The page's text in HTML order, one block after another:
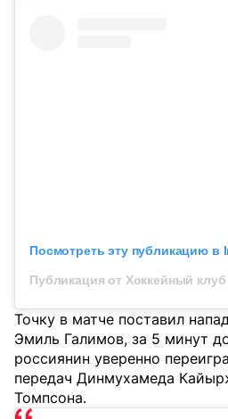
Посмотреть эту публикацию в
Точку в матче поставил
Эмиль Галимов, за 5 минут
россиянин уверенно
передач Динмухамеда
Томпсона.